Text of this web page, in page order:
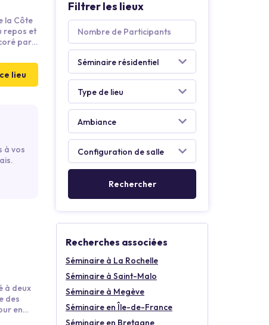
Filtrer les lieux
Recherches associées
Séminaire à La Rochelle
Séminaire à Saint-Malo
Séminaire à Megève
Séminaire en Île-de-France
Séminaire en Bretagne
la Côte
repos et
par
lieu
à vos
à deux
des
en